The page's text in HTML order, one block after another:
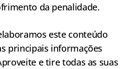
da penalidade.
este conteúdo
principais informações
e tire todas as suas